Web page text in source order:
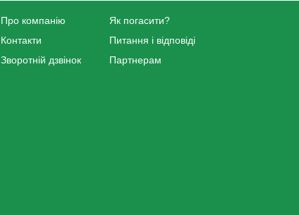
Про компанію
Контакти
Зворотній дзвінок
Як погасити?
Питання і відповіді
Партнерам